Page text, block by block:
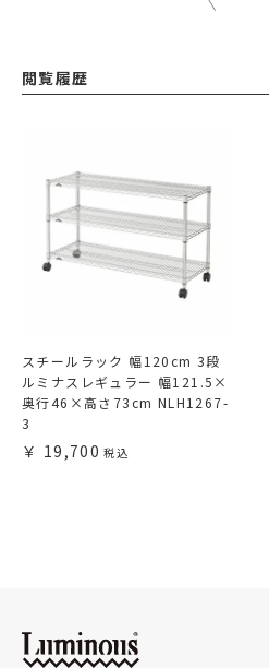
閲覧履歴
スチールラック 幅120cm 3段
ルミナスレギュラー 幅121.5×
奥行46×高さ73cm NLH1267-
3
19,700